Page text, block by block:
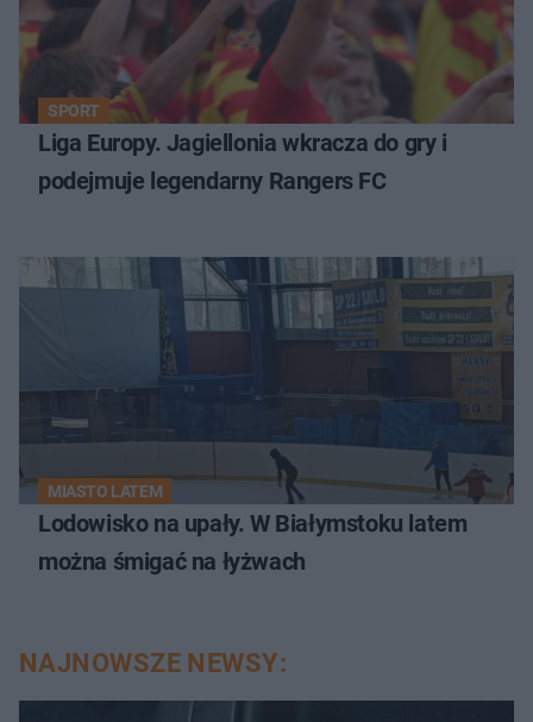
SPORT
Liga Europy. Jagiellonia wkracza do gry i
podejmuje legendarny Rangers FC
MIASTO LATEM
Lodowisko na upały. W Białymstoku latem
można śmigać na łyżwach
NAJNOWSZE NEWSY: